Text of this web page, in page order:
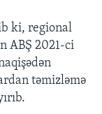
ki, regional
ABŞ 2021-ci
təmizləmə